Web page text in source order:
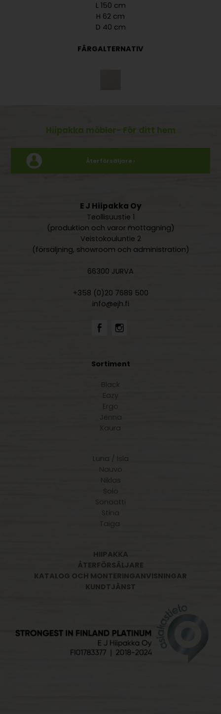
L 150 cm
H 62 cm
D 40 cm
FÄRGALTERNATIV
Hiipakka möbler- För ditt hem
Återförsäljare ›
E J Hiipakka Oy
Teollisuustie 1
(produktion och varor mottagning)
Veistokouluntie 2
(försäljning, showroom och administration)
66300 JURVA
+358 (0)20 7689 500
info@ejh.fi
Sortiment
Black
Eazy
Ergo
Jenna
Kaura
Luna / Isla
Nauvo
Niklas
Solo
Sonaatti
Stina
Taiga
HIIPAKKA
ÅTERFÖRSÄLJARE
KATALOG OCH MONTERINGANVISNINGAR
KUNDTJÄNST